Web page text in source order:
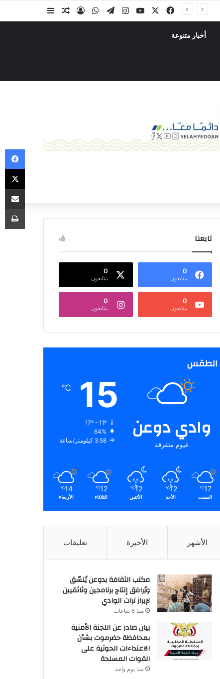
أخبار متنوعة
تابعنا
0
متابعون
0
متابعون
0
متابعون
0
متابعون
الطقس
وادي دوعن
غيوم متفرقة
15
℃
64%
3.58 كيلومتر/ساعة
17
℃
السبت
12
℃
الأحد
12
℃
الأثنين
12
℃
الثلاثاء
14
℃
الأربعاء
الأشهر الأخيرة تعليقات
مكتب الثقافة بدوعن يُنسّق
ويُرافق إنتاج برنامجين وثائقيين
لإبراز تراث الوادي
منذ 6 ساعات
بيان صادر عن اللجنة الأمنية
بمحافظة حضرموت بشأن
الاعتداءات الحوثية على
القوات المسلحة
منذ يوم واحد